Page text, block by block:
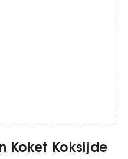
Koket Koksijde